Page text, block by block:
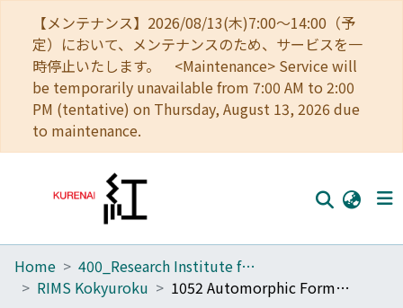
【メンテナンス】2026/08/13(木)7:00～14:00（予
定）において、メンテナンスのため、サービスを一
時停止いたします。 <Maintenance> Service will
be temporarily unavailable from 7:00 AM to 2:00
PM (tentative) on Thursday, August 13, 2026 due
to maintenance.
Home
Home
400_Research Institute for Mathematical Sciences
RIMS Kokyuroku
1052 Automorphic Forms and Number Theory